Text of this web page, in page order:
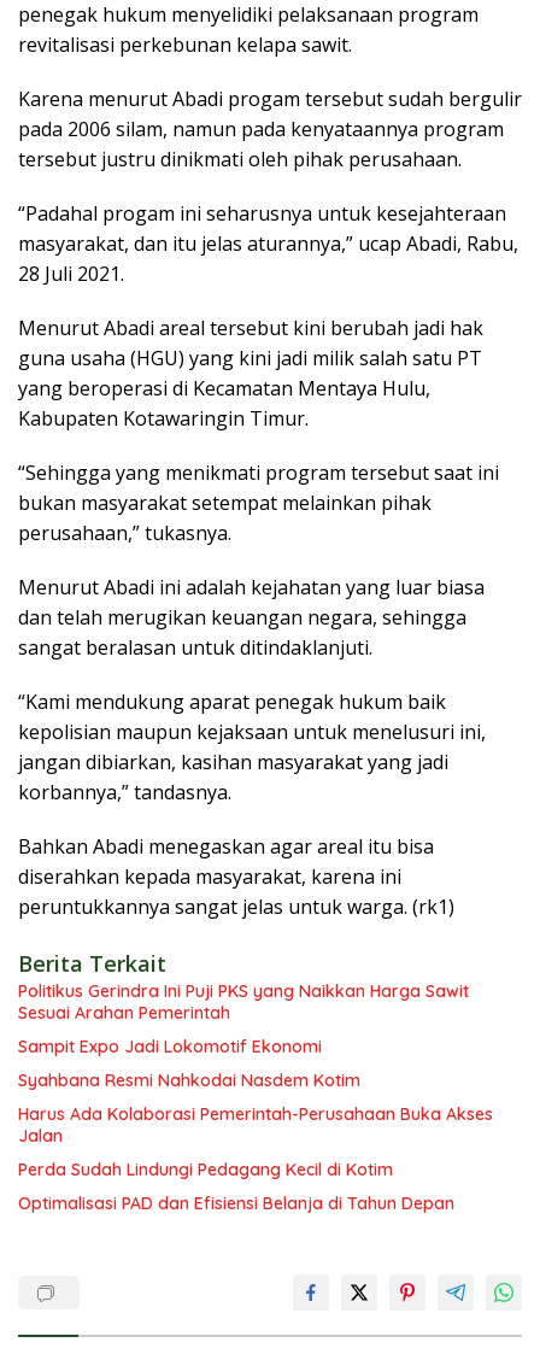
penegak hukum menyelidiki pelaksanaan program
revitalisasi perkebunan kelapa sawit.
Karena menurut Abadi progam tersebut sudah bergulir
pada 2006 silam, namun pada kenyataannya program
tersebut justru dinikmati oleh pihak perusahaan.
“Padahal progam ini seharusnya untuk kesejahteraan
masyarakat, dan itu jelas aturannya,” ucap Abadi, Rabu,
28 Juli 2021.
Menurut Abadi areal tersebut kini berubah jadi hak
guna usaha (HGU) yang kini jadi milik salah satu PT
yang beroperasi di Kecamatan Mentaya Hulu,
Kabupaten Kotawaringin Timur.
“Sehingga yang menikmati program tersebut saat ini
bukan masyarakat setempat melainkan pihak
perusahaan,” tukasnya.
Menurut Abadi ini adalah kejahatan yang luar biasa
dan telah merugikan keuangan negara, sehingga
sangat beralasan untuk ditindaklanjuti.
“Kami mendukung aparat penegak hukum baik
kepolisian maupun kejaksaan untuk menelusuri ini,
jangan dibiarkan, kasihan masyarakat yang jadi
korbannya,” tandasnya.
Bahkan Abadi menegaskan agar areal itu bisa
diserahkan kepada masyarakat, karena ini
peruntukkannya sangat jelas untuk warga. (rk1)
Berita Terkait
Politikus Gerindra Ini Puji PKS yang Naikkan Harga Sawit
Sesuai Arahan Pemerintah
Sampit Expo Jadi Lokomotif Ekonomi
Syahbana Resmi Nahkodai Nasdem Kotim
Harus Ada Kolaborasi Pemerintah-Perusahaan Buka Akses
Jalan
Perda Sudah Lindungi Pedagang Kecil di Kotim
Optimalisasi PAD dan Efisiensi Belanja di Tahun Depan